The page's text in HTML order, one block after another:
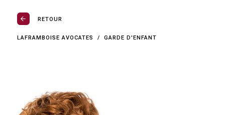
RETOUR
LAFRAMBOISE AVOCATES GARDE D'ENFANT